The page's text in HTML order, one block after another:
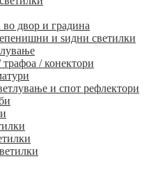
двор и градина
и ѕидни светилки
/ конектори
и спот рефлектори